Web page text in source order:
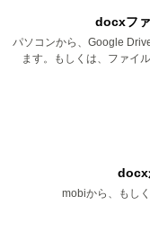
docxフ
パソコンから、Google
ます。もしくは、ファイ
docx
mobiから、もし